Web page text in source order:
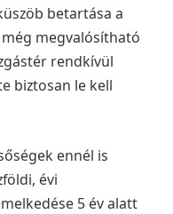
betartása a
megvalósítható
rendkívül
biztosan le kell
ennél is
évi
5 év alatt